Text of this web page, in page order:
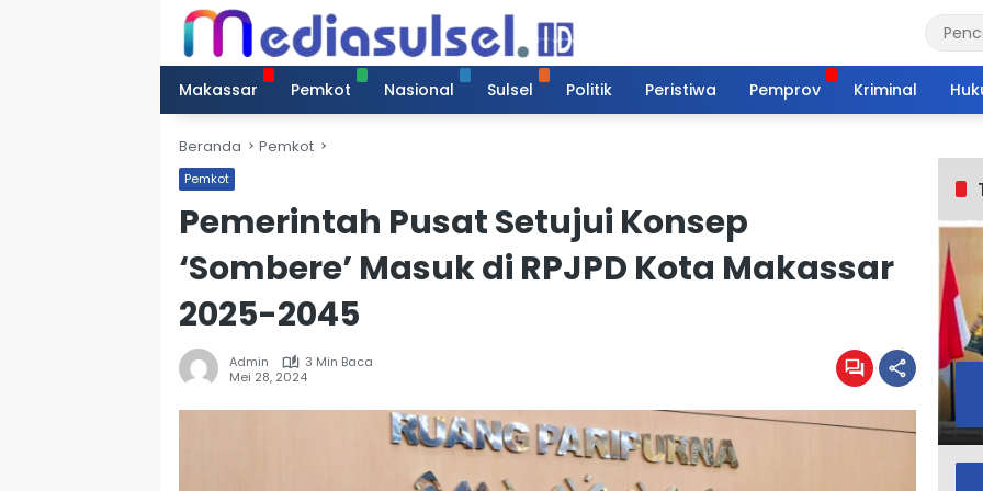
Makassar
Pemkot Nasional Sulsel Politik Peristiwa Pemprov Kriminal
Beranda Pemkot
Pemkot
Pemerintah Pusat Setujui Konsep
‘Sombere’ Masuk di RPJPD Kota Makassar
2025-2045
Admin
3 Min Baca
Mei 28, 2024